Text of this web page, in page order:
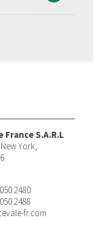
France S.A.R.L
York,
2480
2488
fr.com